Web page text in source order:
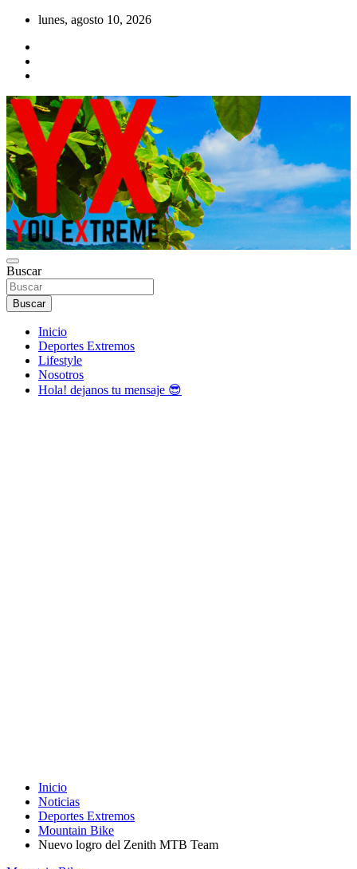
Saltar
contenido
lunes, agosto 10, 2026
YOU EXTREME
YX Deportes Extremos Lifestyle
Buscar
Buscar
Inicio
Deportes Extremos
Lifestyle
Nosotros
Hola! dejanos tu mensaje 😎
Inicio
Noticias
Deportes Extremos
Mountain Bike
Nuevo logro del Zenith MTB Team